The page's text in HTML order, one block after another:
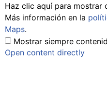
Haz clic aquí para mostrar
Más información en la
Maps.
Mostrar siempre
Open content directly